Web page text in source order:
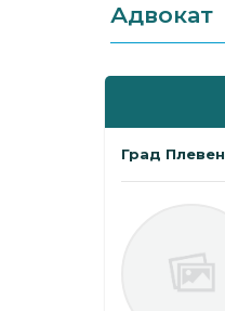
Адвокат
Град Плевен